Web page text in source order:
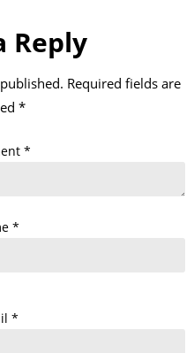
Reply
Required fields are
*
*
*
*